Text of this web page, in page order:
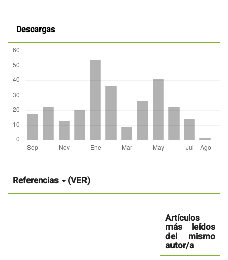
Descargas
artículo
Referencias (VER)
Artículos
más leídos
del mismo
autor/a